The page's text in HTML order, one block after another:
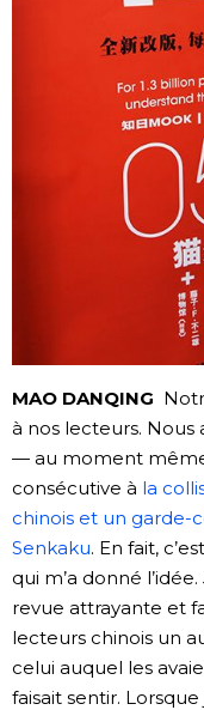
MAO DANQING
à nos lecteurs. Nous
— au moment
consécutive à la
chinois et un garde-
Senkaku. En fait,
qui m’a donné
revue attrayante et
lecteurs chinois un
celui auquel les
faisait sentir.